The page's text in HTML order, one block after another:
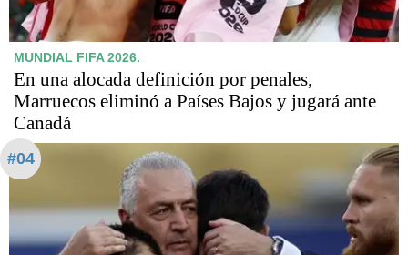
MUNDIAL FIFA 2026.
En una alocada definición por penales,
Marruecos eliminó a Países Bajos y jugará ante
Canadá
#04